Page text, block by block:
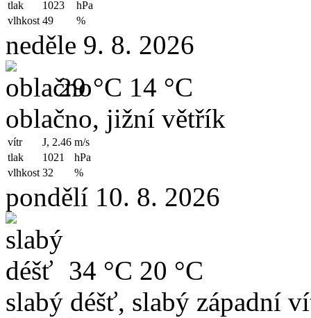
tlak 1023
hPa
vlhkost 49 %
neděle 9. 8. 2026
29 °C 14 °C
oblačno, jižní větřík
vítr J, 2.46 m/s
tlak
1021
hPa
vlhkost 32 %
pondělí 10. 8. 2026
34 °C 20 °C
slabý déšť, slabý západní